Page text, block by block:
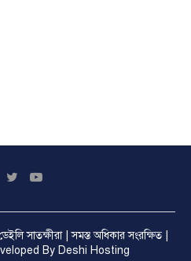
সাতক্ষীরা| সমস্ত অধিকার সংরক্ষিত |
By Deshi Hosting